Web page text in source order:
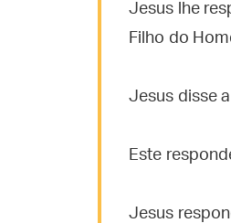
Jesus lhe
Filho do
Jesus disse
Este
Jesus